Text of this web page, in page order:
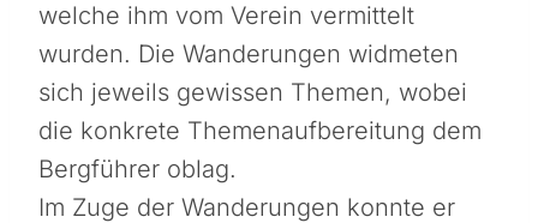
welche ihm vom Verein vermittelt
wurden. Die Wanderungen widmeten
sich jeweils gewissen Themen, wobei
die konkrete Themenaufbereitung dem
Bergführer oblag.
Im Zuge der Wanderungen konnte er